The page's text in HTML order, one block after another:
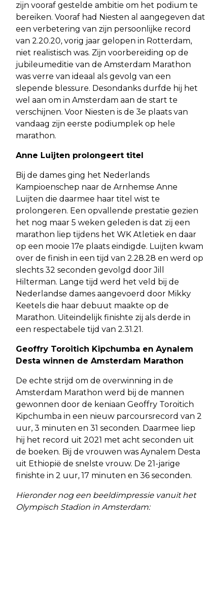
zijn vooraf gestelde ambitie om het podium te
bereiken. Vooraf had Niesten al aangegeven dat
een verbetering van zijn persoonlijke record
van 2.20.20, vorig jaar gelopen in Rotterdam,
niet realistisch was. Zijn voorbereiding op de
jubileumeditie van de Amsterdam Marathon
was verre van ideaal als gevolg van een
slepende blessure. Desondanks durfde hij het
wel aan om in Amsterdam aan de start te
verschijnen. Voor Niesten is de 3e plaats van
vandaag zijn eerste podiumplek op hele
marathon.
Anne Luijten prolongeert titel
Bij de dames ging het Nederlands
Kampioenschep naar de Arnhemse Anne
Luijten die daarmee haar titel wist te
prolongeren. Een opvallende prestatie gezien
het nog maar 5 weken geleden is dat zij een
marathon liep tijdens het WK Atletiek en daar
op een mooie 17e plaats eindigde. Luijten kwam
over de finish in een tijd van 2.28.28 en werd op
slechts 32 seconden gevolgd door Jill
Hilterman. Lange tijd werd het veld bij de
Nederlandse dames aangevoerd door Mikky
Keetels die haar debuut maakte op de
Marathon. Uiteindelijk finishte zij als derde in
een respectabele tijd van 2.31.21.
Geoffry Toroitich Kipchumba en Aynalem
Desta winnen de Amsterdam Marathon
De echte strijd om de overwinning in de
Amsterdam Marathon werd bij de mannen
gewonnen door de keniaan Geoffry Toroitich
Kipchumba in een nieuw parcoursrecord van 2
uur, 3 minuten en 31 seconden. Daarmee liep
hij het record uit 2021 met acht seconden uit
de boeken. Bij de vrouwen was Aynalem Desta
uit Ethiopië de snelste vrouw. De 21-jarige
finishte in 2 uur, 17 minuten en 36 seconden.
Hieronder nog een beeldimpressie vanuit het
Olympisch Stadion in Amsterdam: